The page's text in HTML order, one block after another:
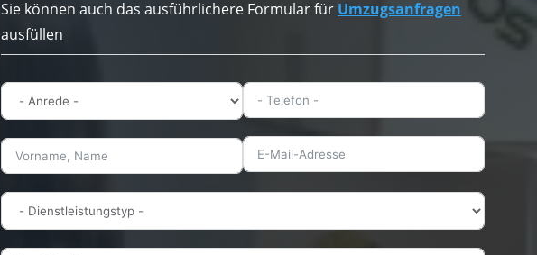
Sie können auch das ausführlichere Formular für Umzugsanfragen
ausfüllen